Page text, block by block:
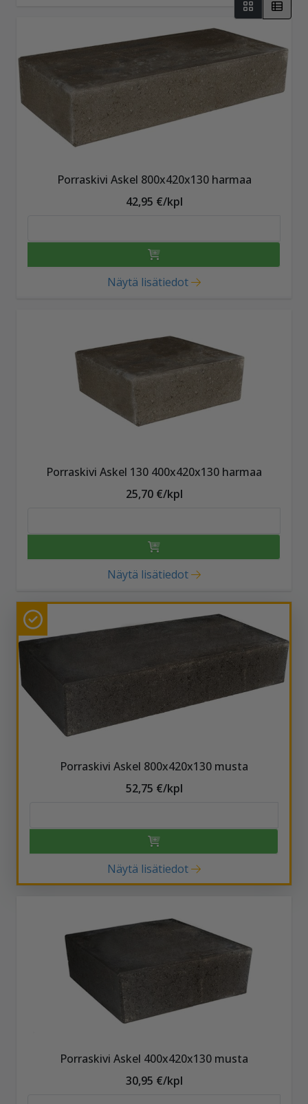
Porraskivi Askel 800x420x130 harmaa
42,95 €/kpl
Näytä lisätiedot
Porraskivi Askel 130 400x420x130 harmaa
25,70 €/kpl
Näytä lisätiedot
Porraskivi Askel 800x420x130 musta
52,75 €/kpl
Näytä lisätiedot
Porraskivi Askel 400x420x130 musta
30,95 €/kpl